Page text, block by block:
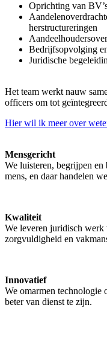
Oprichting van
herstructureringen
Bedrijfsopvolging
Juridische
Het team werkt nauw
officers om tot
Hier wil ik meer over
Mensgericht
We luisteren, begrijpen
mens, en daar handelen
Kwaliteit
We leveren juridisch werk
zorgvuldigheid en
Innovatief
We omarmen technologie
beter van dienst te zijn.